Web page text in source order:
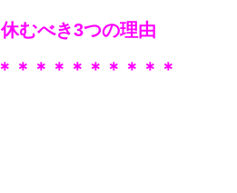
むべき3つの理由
＊＊＊＊＊＊＊＊＊